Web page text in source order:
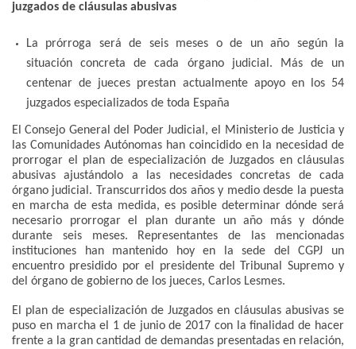
juzgados de cláusulas abusivas
La prórroga será de seis meses o de un año según la
situación concreta de cada órgano judicial. Más de un
centenar de jueces prestan actualmente apoyo en los 54
juzgados especializados de toda España
El Consejo General del Poder Judicial, el Ministerio de Justicia y
las Comunidades Autónomas han coincidido en la necesidad de
prorrogar el plan de especialización de Juzgados en cláusulas
abusivas ajustándolo a las necesidades concretas de cada
órgano judicial. Transcurridos dos años y medio desde la puesta
en marcha de esta medida, es posible determinar dónde será
necesario prorrogar el plan durante un año más y dónde
durante seis meses. Representantes de las mencionadas
instituciones han mantenido hoy en la sede del CGPJ un
encuentro presidido por el presidente del Tribunal Supremo y
del órgano de gobierno de los jueces, Carlos Lesmes.
El plan de especialización de Juzgados en cláusulas abusivas se
puso en marcha el 1 de junio de 2017 con la finalidad de hacer
frente a la gran cantidad de demandas presentadas en relación,